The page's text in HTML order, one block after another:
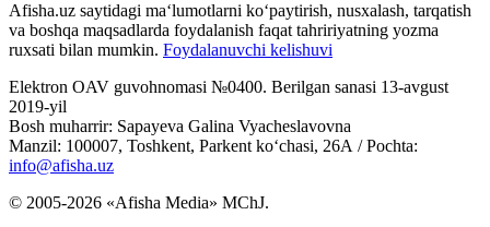
Afisha.uz saytidagi ma‘lumotlarni ko‘paytirish, nusxalash, tarqatish
va boshqa maqsadlarda foydalanish faqat tahririyatning yozma
ruxsati bilan mumkin. Foydalanuvchi kelishuvi
Elektron OAV guvohnomasi №0400. Berilgan sanasi 13-avgust
2019-yil
Bosh muharrir: Sapayeva Galina Vyacheslavovna
Manzil: 100007, Toshkent, Parkent ko‘chasi, 26А / Pochta:
info@afisha.uz
© 2005-2026 «Afisha Media» MChJ.